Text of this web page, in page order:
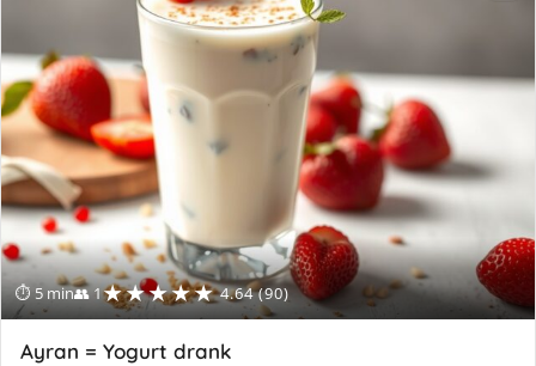
⏱ 5 min👥 1★★★★★ 4.64 (90)
Ayran = Yogurt drank